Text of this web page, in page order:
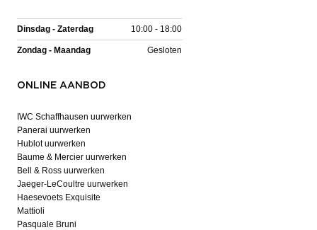
Dinsdag - Zaterdag 10:00 - 18:00
Zondag - Maandag Gesloten
ONLINE AANBOD
IWC Schaffhausen uurwerken
Panerai uurwerken
Hublot uurwerken
Baume & Mercier uurwerken
Bell & Ross uurwerken
Jaeger-LeCoultre uurwerken
Haesevoets Exquisite
Mattioli
Pasquale Bruni